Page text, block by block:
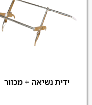
ידית נשיאה + מכוור